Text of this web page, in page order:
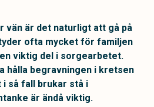
vän är det naturligt att gå på
ofta mycket för familjen
viktig del i sorgearbetet.
hålla begravningen i kretsen
i så fall brukar stå i
är ändå viktig.